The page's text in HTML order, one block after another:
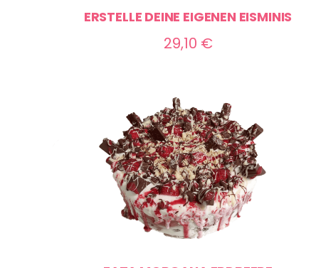
ERSTELLE DEINE EIGENEN EISMINIS
29,10 €